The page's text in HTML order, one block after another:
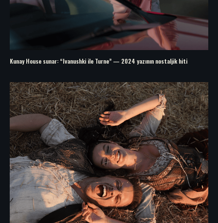
Kunay House sunar: “Ivanushki ile Turne” — 2024 yazının nostaljik hiti